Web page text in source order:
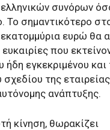
συνόρων
Το σημαντικότερο
ευρώ θα
που
ήδη εγκεκριμένου
σχεδίου της
ανάπτυξης.
κίνηση, θωρακίζει